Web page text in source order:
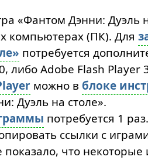
«Фантом Дэнни: Дуэль
компьютерах (ПК). Для
потребуется
либо Adobe Flash Player
можно в блоке
Дуэль на столе».
потребуется 1
ссылки с
показало, что